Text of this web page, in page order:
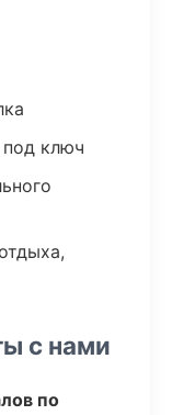
ключ
с нами
по